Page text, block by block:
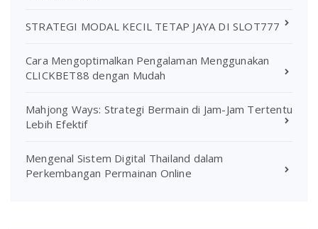
STRATEGI MODAL KECIL TETAP JAYA DI SLOT777
Cara Mengoptimalkan Pengalaman Menggunakan
CLICKBET88 dengan Mudah
Mahjong Ways: Strategi Bermain di Jam-Jam Tertentu
Lebih Efektif
Mengenal Sistem Digital Thailand dalam
Perkembangan Permainan Online